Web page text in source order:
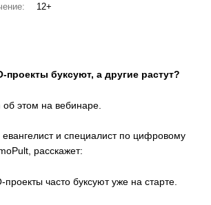
12+
проекты буксуют, а другие растут?
этом на вебинаре.
и специалист по цифровому
расскажет:
часто буксуют уже на старте.